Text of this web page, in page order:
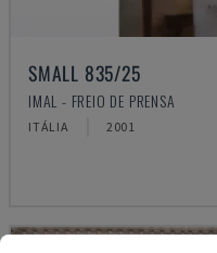
SMALL 835/25
IMAL - FREIO DE PRENSA
ITÁLIA 2001